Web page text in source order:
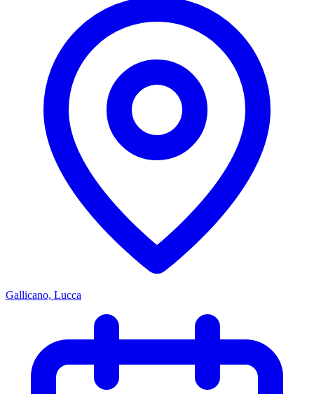
Gallicano, Lucca